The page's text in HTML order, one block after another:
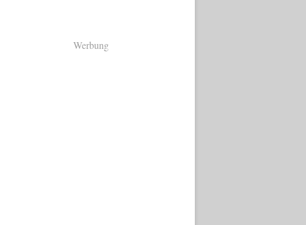
Werbung